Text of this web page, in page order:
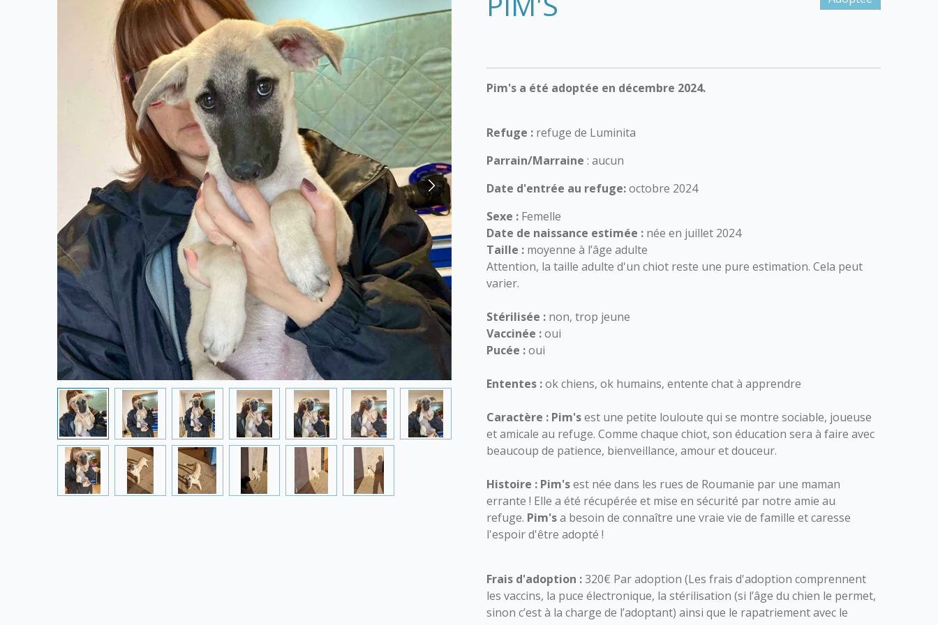
Pim's a été adoptée en décembre 2024.
Refuge : refuge de Luminita
Parrain/Marraine : aucun
Date d'entrée au refuge:octobre 2024
Sexe : Femelle
Date de naissance estimée : née en juillet 2024
Taille : moyenne à l’âge adulte
Attention, la taille adulte d'un chiot reste une pure estimation. Cela peut
varier.
Stérilisée : non, trop jeune
Vaccinée :oui
Pucée :oui
Ententes :ok chiens, ok humains, entente chat à apprendre
Caractère : Pim'sest une petite louloute qui se montre sociable, joueuse
et amicale au refuge. Comme chaque chiot, son éducation sera à faire avec
beaucoup de patience, bienveillance, amour et douceur.
Histoire : Pim'sest née dans les rues de Roumanie par une maman
errante ! Elle a été récupérée et mise en sécurité par notre amie au
refuge. Pim'sa besoin de connaître une vraie vie de famille et caresse
l'espoir d'être adopté !
Frais d'adoption :320€ Par adoption (Les frais d'adoption comprennent
les vaccins, la puce électronique, la stérilisation (si l’âge du chien le permet,
sinon c’est à la charge de l’adoptant) ainsi que le rapatriement avec le